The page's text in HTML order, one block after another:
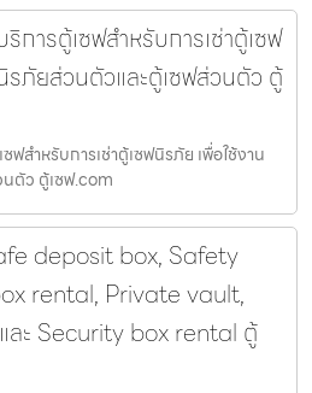
การตู้เซฟสำหรับการเช่าตู้เซฟ
รภัยส่วนตัวและตู้เซฟส่วนตัว ตู้
สำหรับการเช่าตู้เซฟนิรภัย เพื่อใช้งาน
ตัว ตู้เซฟ.com
deposit box, Safety
rental, Private vault,
ะ Security box rental ตู้